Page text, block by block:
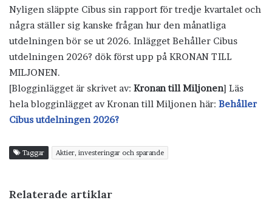
Nyligen släppte Cibus sin rapport för tredje kvartalet och
några ställer sig kanske frågan hur den månatliga
utdelningen bör se ut 2026. Inlägget Behåller Cibus
utdelningen 2026? dök först upp på KRONAN TILL
MILJONEN.
[Blogginlägget är skrivet av: Kronan till Miljonen] Läs
hela blogginlägget av Kronan till Miljonen här: Behåller
Cibus utdelningen 2026?
Taggar Aktier, investeringar och sparande
Relaterade artiklar